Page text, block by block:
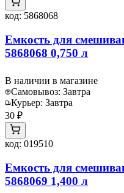
код: 5868068
Емкость для
5868068 0,750 л
В наличии в магазине
Самовывоз: Завтра
Курьер: Завтра
30 ₽
код: 019510
Емкость для
5868069 1,400 л